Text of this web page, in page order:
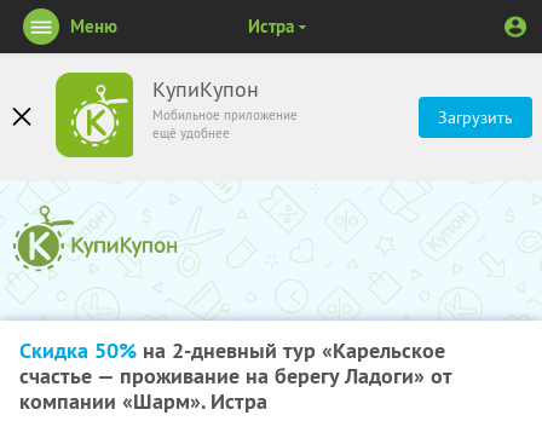
КупиКупон
Мобильное приложение
ещё удобнее
Загрузить
Меню Истра
Скидка 50% на 2-дневный тур «Карельское
счастье — проживание на берегу Ладоги» от
компании «Шарм». Истра